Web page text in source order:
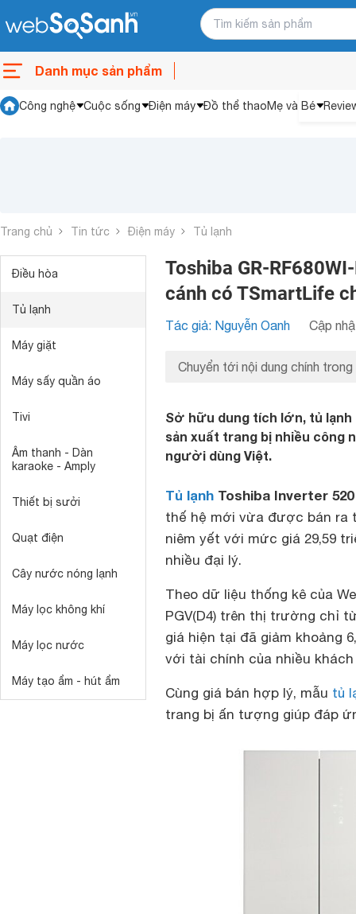
Danh mục sản phẩm
Công nghệ Cuộc sống Điện máy Đồ thể thaoMẹ và Bé
Trang chủ Tin tức Điện máy Tủ lạnh
Điều hòa
Tủ lạnh
Máy giặt
Máy sấy quần áo
Tivi
Âm thanh - Dàn
karaoke - Amply
Thiết bị sưởi
Quạt điện
Cây nước nóng lạnh
Máy lọc không khí
Máy lọc nước
Máy tạo ẩm - hút ẩm
Toshiba GR-
cánh có TSmartLife
Tác giả: Nguyễn Oanh Cập
Chuyển tới nội dung chính trong
Sở hữu dung tích lớn, tủ lạnh
sản xuất trang bị nhiều công
người dùng Việt.
Tủ lạnh Toshiba Inverter 520
thế hệ mới vừa được bán ra
niêm yết với mức giá 29,59
nhiều đại lý.
Theo dữ liệu thống kê của
PGV(D4) trên thị trường chỉ
giá hiện tại đã giảm khoảng
với tài chính của nhiều khách
Cùng giá bán hợp lý, mẫu tủ
trang bị ấn tượng giúp đáp